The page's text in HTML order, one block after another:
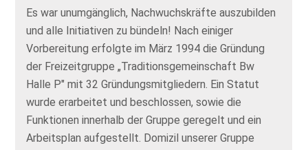
Es war unumgänglich, Nachwuchskräfte auszubilden
und alle Initiativen zu bündeln! Nach einiger
Vorbereitung erfolgte im März 1994 die Gründung
der Freizeitgruppe „Traditionsgemeinschaft Bw
Halle P" mit 32 Gründungsmitgliedern. Ein Statut
wurde erarbeitet und beschlossen, sowie die
Funktionen innerhalb der Gruppe geregelt und ein
Arbeitsplan aufgestellt. Domizil unserer Gruppe